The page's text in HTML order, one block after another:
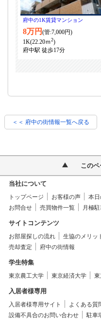
＜＜ 府中の街情報一覧へ戻る
この
当社について
トップページ お客様の声 本
お問合せ
売買物件一覧 月極
サイトコンテンツ
お部屋探しの流れ 生協のメリッ
売却査定
府中の街情報
学生特集
東京農工大学 東京経済大学
入居者様専用
入居者様専用サイト よくある質
設備不具合のお問い合わせ
駐車